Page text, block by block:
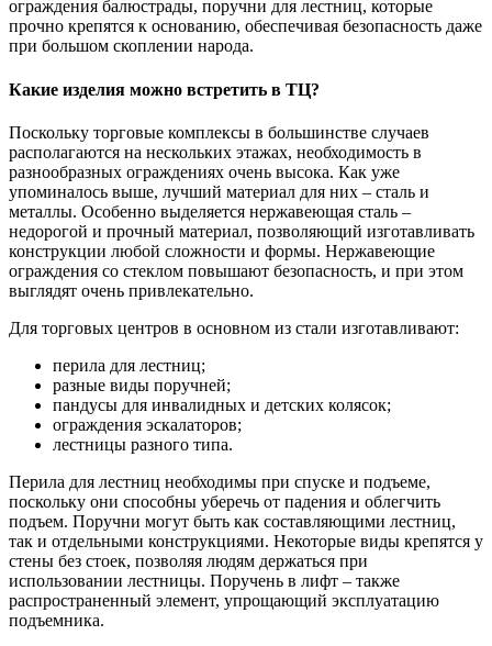
ограждения балюстрады, поручни для лестниц, которые
прочно крепятся к основанию, обеспечивая безопасность даже
при большом скоплении народа.
Какие изделия можно встретить в ТЦ?
Поскольку торговые комплексы в большинстве случаев
располагаются на нескольких этажах, необходимость в
разнообразных ограждениях очень высока. Как уже
упоминалось выше, лучший материал для них – сталь и
металлы. Особенно выделяется нержавеющая сталь –
недорогой и прочный материал, позволяющий изготавливать
конструкции любой сложности и формы. Нержавеющие
ограждения со стеклом повышают безопасность, и при этом
выглядят очень привлекательно.
Для торговых центров в основном из стали изготавливают:
перила для лестниц;
разные виды поручней;
пандусы для инвалидных и детских колясок;
ограждения эскалаторов;
лестницы разного типа.
Перила для лестниц необходимы при спуске и подъеме,
поскольку они способны уберечь от падения и облегчить
подъем. Поручни могут быть как составляющими лестниц,
так и отдельными конструкциями. Некоторые виды крепятся у
стены без стоек, позволяя людям держаться при
использовании лестницы. Поручень в лифт – также
распространенный элемент, упрощающий эксплуатацию
подъемника.